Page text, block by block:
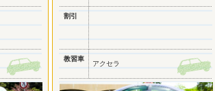
割引
教習車
アクセラ